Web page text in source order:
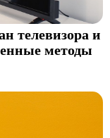
телевизора и
методы